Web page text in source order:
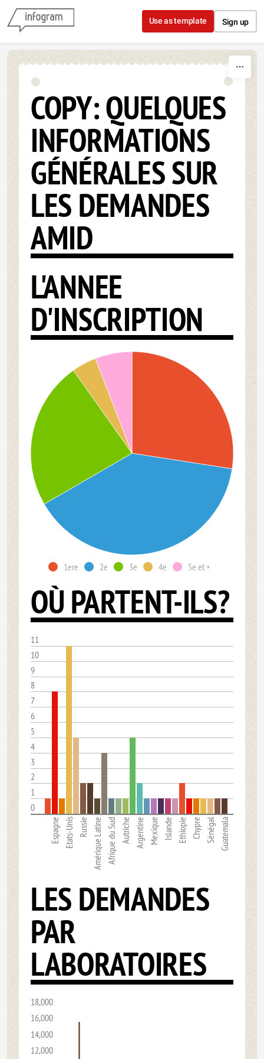
Skip to content
Use as template Sign up
COPY: QUELQUES
INFORMATIONS
GÉNÉRALES SUR
LES DEMANDES
AMID
L'ANNEE
D'INSCRIPTION
1ere 2e 3e 4e 5e et +
OÙ PARTENT-ILS?
11
10
9
8
7
6
5
4
3
2
1
0
Espagne Etats-Unis Russie Amérique LatineAfrique du Sud Autriche Argentine Mexique Islande Ethiopie Chypre Sénégal Guatemala
LES DEMANDES
PAR
LABORATOIRES
18,000
16,000
14,000
12,000